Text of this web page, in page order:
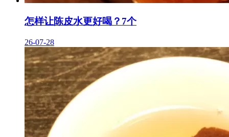
怎样让陈皮水更好喝？7个
26-07-28